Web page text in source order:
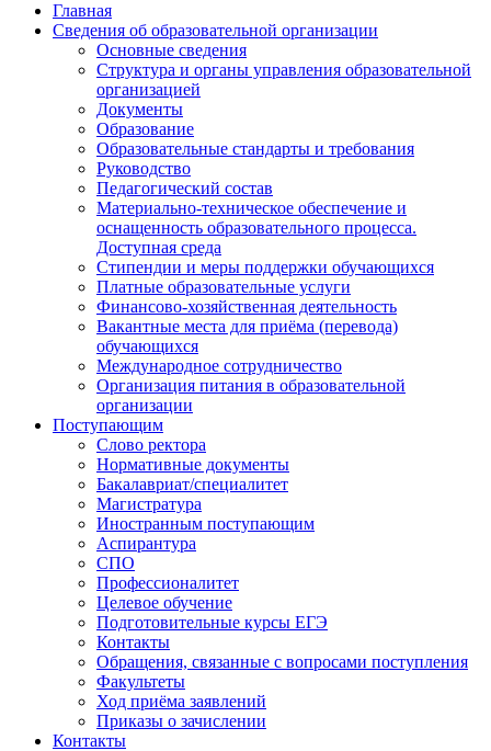
Главная
Сведения об образовательной организации
Основные сведения
Структура и органы управления образовательной
организацией
Документы
Образование
Образовательные стандарты и требования
Руководство
Педагогический состав
Материально-техническое обеспечение и
оснащенность образовательного процесса.
Доступная среда
Стипендии и меры поддержки обучающихся
Платные образовательные услуги
Финансово-хозяйственная деятельность
Вакантные места для приёма (перевода)
обучающихся
Международное сотрудничество
Организация питания в образовательной
организации
Поступающим
Слово ректора
Нормативные документы
Бакалавриат/специалитет
Магистратура
Иностранным поступающим
Аспирантура
СПО
Профессионалитет
Целевое обучение
Подготовительные курсы ЕГЭ
Контакты
Обращения, связанные с вопросами поступления
Факультеты
Ход приёма заявлений
Приказы о зачислении
Контакты